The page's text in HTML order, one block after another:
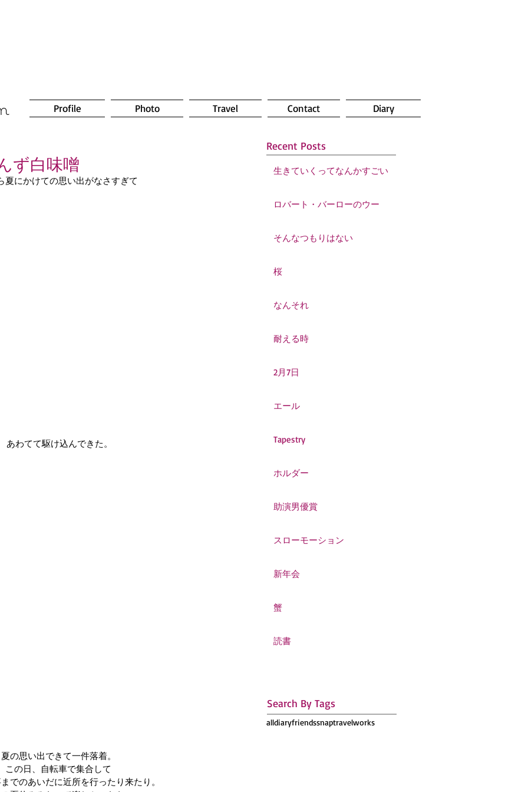
Profile Photo Travel Contact Diary
ず白味噌
夏にかけての思い出がなさすぎて
あわてて駆け込んできた。
夏の思い出できて一件落着。
この日、自転車で集合して
でのあいだに近所を行ったり来たり。
Recent Posts
生きていくってなんかすごい
ロバート・バーローのウー
そんなつもりはない
桜
なんそれ
耐える時
2月7日
エール
Tapestry
ホルダー
助演男優賞
スローモーション
新年会
蟹
読書
Search By Tags
alldiaryfriendssnaptravelworks